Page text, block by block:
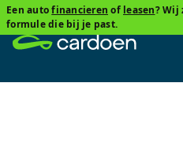
Een autofinancieren of leasen? Wij
formule die bij je past.